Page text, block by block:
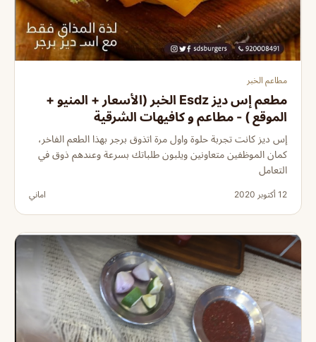
مطاعم الخبر
مطعم إس ديز Esdz الخبر (الأسعار + المنيو +
الموقع ) - مطاعم و كافيهات الشرقية
إس ديز كانت تجربة حلوة واول مرة اتذوق برجر بهذا الطعم الفاخر،
كمان الموظفين متعاونين ويلبون طلباتك بسرعة وعندهم ذوق في
التعامل
12 أكتوبر 2020 اماني